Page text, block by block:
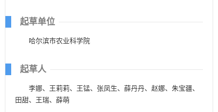
起草单位
哈尔滨市农业科学院
起草人
李娜、王莉莉、王锰、张凤生、薛丹丹、赵娜、朱宝疆、
田甜、王瑞、薛萌